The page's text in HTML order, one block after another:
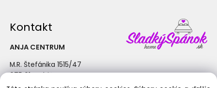
Kontakt
ANJA CENTRUM
M.R. Štefánika 1515/47
075 01 Trebišov